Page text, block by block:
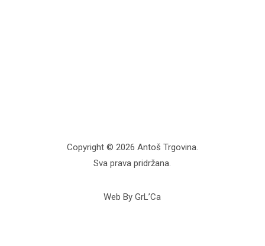
Copyright © 2026 Antoš Trgovina.
Sva prava pridržana.
Web By GrL’Ca